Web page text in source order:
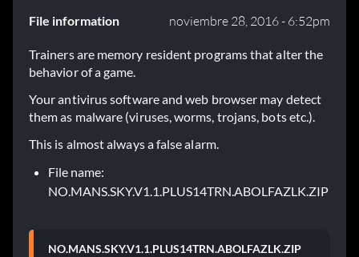
File information noviembre 28, 2016 - 6:52pm
Trainers are memory resident programs that alter the
behavior of a game.
Your antivirus software and web browser may detect
them as malware (viruses, worms, trojans, bots etc.).
This is almost always a false alarm.
File name:
NO.MANS.SKY.V1.1.PLUS14TRN.ABOLFAZLK.ZIP
NO.MANS.SKY.V1.1.PLUS14TRN.ABOLFAZLK.ZIP